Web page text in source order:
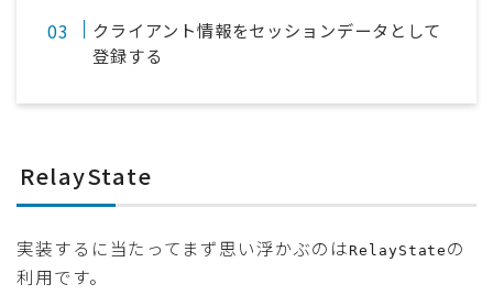
クライアント情報をセッションデータとして
登録する
RelayState
実装するに当たってまず思い浮かぶのは RelayState の
利用です。